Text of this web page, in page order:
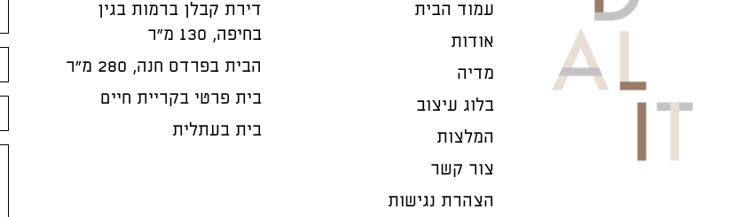
עמוד הבית
אודות
מדיה
בלוג עיצוב
המלצות
צור קשר
הצהרת נגישות
דירת קבלן ברמות בגין
בחיפה, 130 מ"ר
הבית בפרדס חנה, 280 מ״ר
בית פרטי בקריית חיים
בית בעתלית